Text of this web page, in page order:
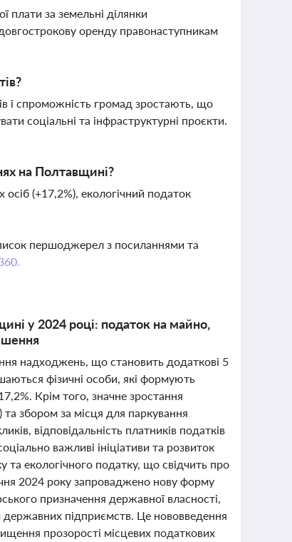
плати за земельні ділянки
оренду правонаступникам
і спроможність громад зростають, що
соціальні та інфраструктурні проєкти.
на Полтавщині?
(+17,2%), екологічний податок
першоджерел з посиланнями та
у 2024 році: податок на майно,
надходжень, що становить додаткові 5
фізичні особи, які формують
Крім того, значне зростання
збором за місця для паркування
відповідальність платників податків
важливі ініціативи та розвиток
та екологічного податку, що свідчить про
2024 року запроваджено нову форму
призначення державної власності,
підприємств. Це нововведення
прозорості місцевих податкових